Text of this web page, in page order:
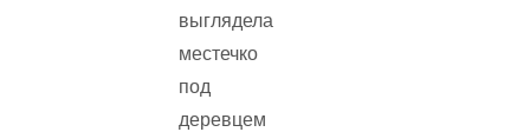
выглядела
местечко
под
деревцем